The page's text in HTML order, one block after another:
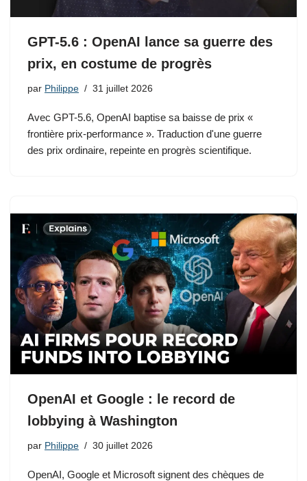
GPT-5.6 : OpenAI lance sa guerre des
prix, en costume de progrès
par Philippe 31 juillet 2026
Avec GPT-5.6, OpenAI baptise sa baisse de prix «
frontière prix-performance ». Traduction d'une guerre
des prix ordinaire, repeinte en progrès scientifique.
OpenAI et Google : le record de
lobbying à Washington
par Philippe 30 juillet 2026
OpenAI, Google et Microsoft signent des chèques de